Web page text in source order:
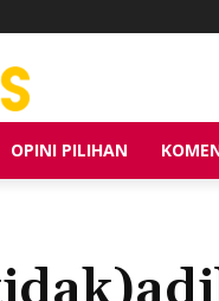
OPINI PILIHAN